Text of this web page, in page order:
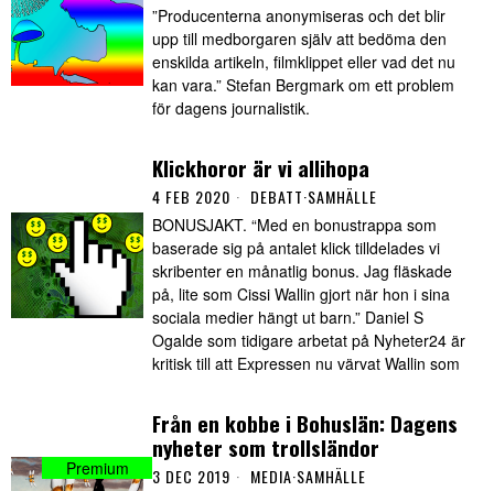
”Producenterna anonymiseras och det blir
upp till medborgaren själv att bedöma den
enskilda artikeln, filmklippet eller vad det nu
kan vara.” Stefan Bergmark om ett problem
för dagens journalistik.
Klickhoror är vi allihopa
4 FEB 2020 DEBATT·SAMHÄLLE
BONUSJAKT. “Med en bonustrappa som
baserade sig på antalet klick tilldelades vi
skribenter en månatlig bonus. Jag fläskade
på, lite som Cissi Wallin gjort när hon i sina
sociala medier hängt ut barn.” Daniel S
Ogalde som tidigare arbetat på Nyheter24 är
kritisk till att Expressen nu värvat Wallin som
Från en kobbe i Bohuslän: Dagens
nyheter som trollsländor
3 DEC 2019 MEDIA·SAMHÄLLE